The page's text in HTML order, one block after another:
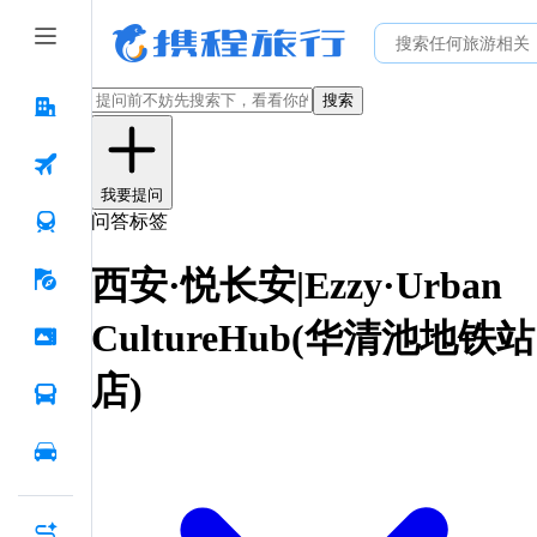
搜索
我要提问
问答标签
西安·悦长安|Ezzy·Urban
CultureHub(华清池地铁站
店)